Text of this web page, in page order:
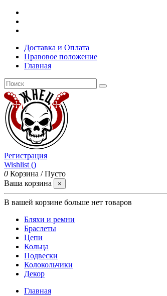
Доставка и Оплата
Правовое положение
Главная
Регистрация
Wishlist ()
0 Корзина /Пусто
Ваша корзина
×
В вашей корзине больше нет товаров
Бляхи и ремни
Браслеты
Цепи
Кольца
Подвески
Колокольчики
Декор
Главная